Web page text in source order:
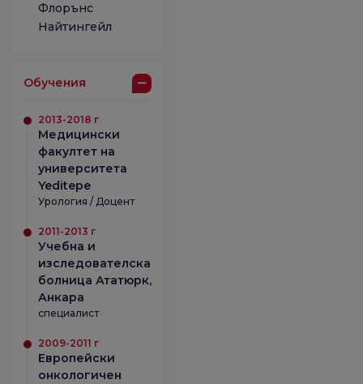
Флорънс
Найтингейл
Обучения
2013-2018 г
Медицински
факултет на
университета
Yeditepe
Урология / Доцент
2011-2013 г
Учебна и
изследователска
болница Ататюрк,
Анкара
специалист
2009-2011 г
Европейски
онкологичен